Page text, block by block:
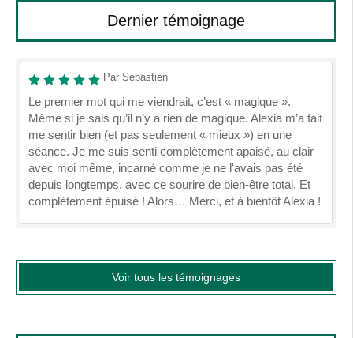
Dernier témoignage
Par Sébastien
Le premier mot qui me viendrait, c’est « magique ».
Même si je sais qu’il n’y a rien de magique. Alexia m’a fait
me sentir bien (et pas seulement « mieux ») en une
séance. Je me suis senti complètement apaisé, au clair
avec moi même, incarné comme je ne l'avais pas été
depuis longtemps, avec ce sourire de bien-être total. Et
complètement épuisé ! Alors… Merci, et à bientôt Alexia !
Voir tous les témoignages